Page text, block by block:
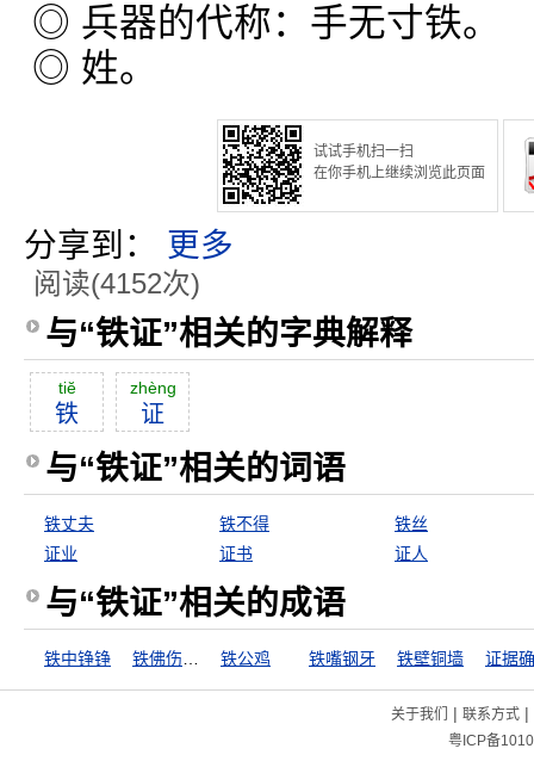
◎ 兵器的代称：手无寸铁。
◎ 姓。
试试手机扫一扫
在你手机上继续浏览此页面
分享到： 更多
阅读(4152次)
与“铁证”相关的字典解释
tiĕ
铁
zhèng
证
与“铁证”相关的词语
铁丈夫 铁不得
铁丝
证业
证书 证人
与“铁证”相关的成语
铁中铮铮 铁公鸡 铁嘴钢牙 铁壁铜墙 证据
关于我们 | 联系方式|
粤ICP备